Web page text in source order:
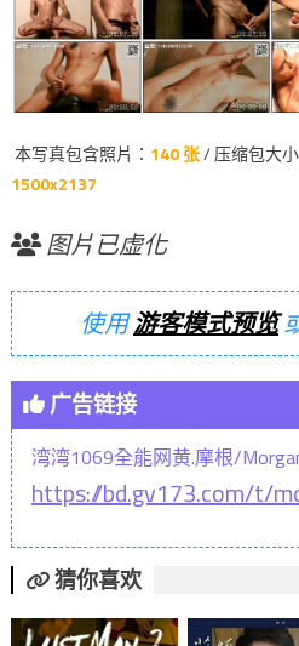
本写真包含照片： 140 张/ 压缩包大小
1500x2137
图片已虚化
使用游客模式预览
广告链接
湾湾1069全能网黄.摩根/
https://bd.gv173.com/t/
猜你喜欢